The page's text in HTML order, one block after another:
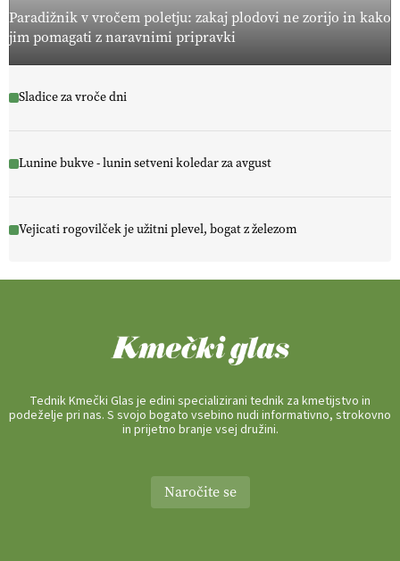
Paradižnik v vročem poletju: zakaj plodovi ne zorijo in kako
jim pomagati z naravnimi pripravki
Sladice za vroče dni
Lunine bukve - lunin setveni koledar za avgust
Vejicati rogovilček je užitni plevel, bogat z železom
Tednik Kmečki Glas je edini specializirani tednik za kmetijstvo in
podeželje pri nas. S svojo bogato vsebino nudi informativno, strokovno
in prijetno branje vsej družini.
Naročite se